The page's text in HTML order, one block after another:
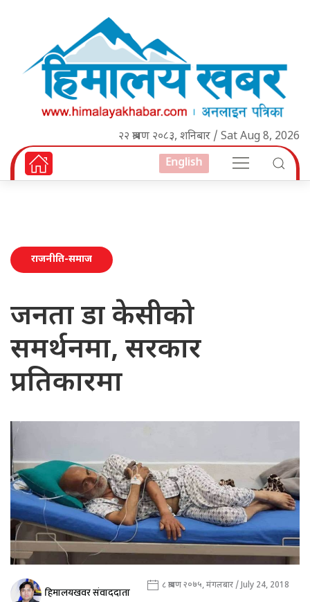
२२ श्रावण २०८३, शनिबार / Sat Aug 8, 2026
English
राजनीति-समाज
जनता डा केसीको
समर्थनमा, सरकार
प्रतिकारमा
हिमालयखवर संवाददाता ८ श्रावण २०७५, मंगलबार / July 24, 2018